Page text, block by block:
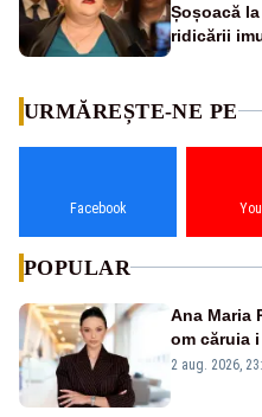
Șoșoacă
ridicării
URMĂREȘTE-NE PE
Facebook
POPULAR
Ana Maria
om căruia
portiță?”
2 aug. 2026,